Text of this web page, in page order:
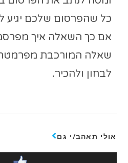
כל שהפרסום שלכם יגיע
אם כך השאלה איך
שאלה המורכבת
לבחון ולהכיר.
אולי תאהב/י גם